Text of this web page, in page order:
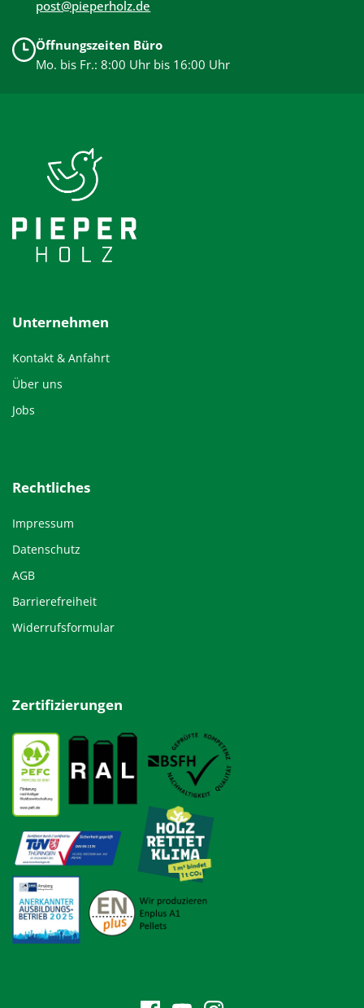
post@pieperholz.de
Öffnungszeiten Büro
Mo. bis Fr.: 8:00 Uhr bis 16:00 Uhr
Unternehmen
Kontakt & Anfahrt
Über uns
Jobs
Rechtliches
Impressum
Datenschutz
AGB
Barrierefreiheit
Widerrufsformular
Zertifizierungen